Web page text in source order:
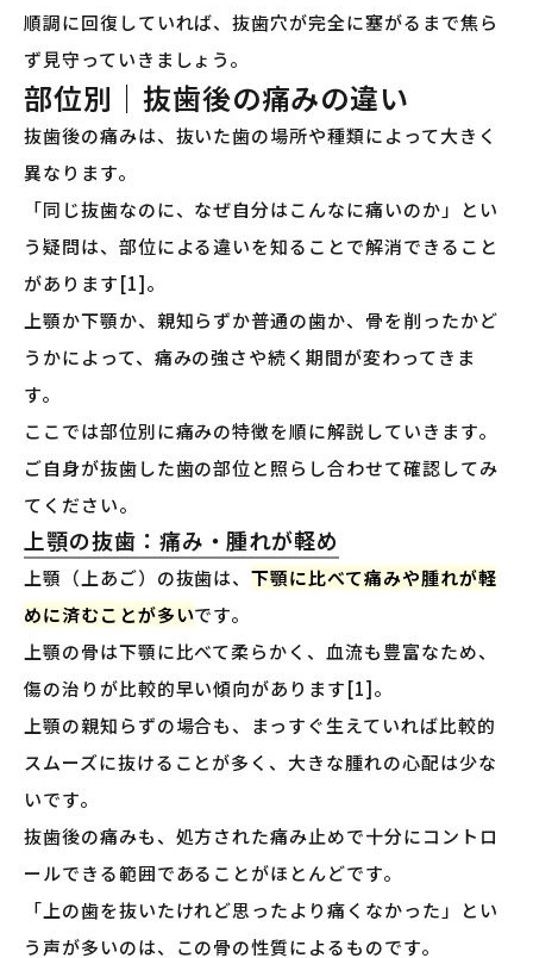
順調に回復していれば、抜歯穴が完全に塞がるまで焦ら
ず見守っていきましょう。
部位別｜抜歯後の痛みの違い
抜歯後の痛みは、抜いた歯の場所や種類によって大きく
異なります。
「同じ抜歯なのに、なぜ自分はこんなに痛いのか」とい
う疑問は、部位による違いを知ることで解消できること
があります[1]。
上顎か下顎か、親知らずか普通の歯か、骨を削ったかど
うかによって、痛みの強さや続く期間が変わってきま
す。
ここでは部位別に痛みの特徴を順に解説していきます。
ご自身が抜歯した歯の部位と照らし合わせて確認してみ
てください。
上顎の抜歯：痛み・腫れが軽め
上顎（上あご）の抜歯は、下顎に比べて痛みや腫れが軽
めに済むことが多いです。
上顎の骨は下顎に比べて柔らかく、血流も豊富なため、
傷の治りが比較的早い傾向があります[1]。
上顎の親知らずの場合も、まっすぐ生えていれば比較的
スムーズに抜けることが多く、大きな腫れの心配は少な
いです。
抜歯後の痛みも、処方された痛み止めで十分にコントロ
ールできる範囲であることがほとんどです。
「上の歯を抜いたけれど思ったより痛くなかった」とい
う声が多いのは、この骨の性質によるものです。